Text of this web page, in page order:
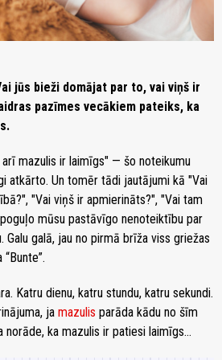
jūs bieži domājat par to, vai viņš ir
pazīmes vecākiem pateiks, ka
mazulis ir laimīgs" — šo noteikumu
atkārto. Un tomēr tādi jautājumi kā "Vai
"Vai viņš ir apmierināts?", "Vai tam
mūsu pastāvīgo nenoteiktību par
galā, jau no pirmā brīža viss griežas
Katru dienu, katru stundu, katru sekundi.
ja mazulis parāda kādu no šīm
ka mazulis ir patiesi laimīgs...